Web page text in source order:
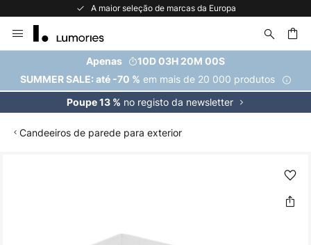
A maior seleção de marcas da Europa
para
Conteúdo
Apenas
10D 03H 19M 59S
SUMMER SALE: até -70 % em mais de 20 000 produtos
Poupe 13 % no registo da newsletter
Candeeiros de parede para exterior